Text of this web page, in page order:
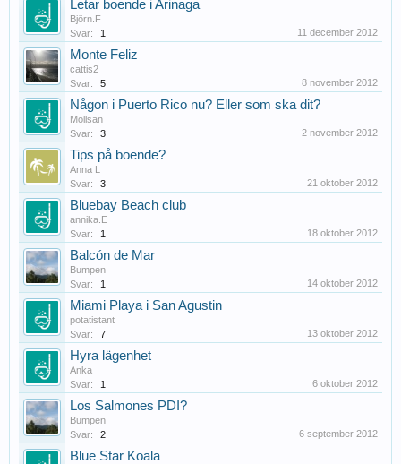
Letar boende i Arinaga
Björn.F
Svar:
1 11 december 2012
Monte Feliz
cattis2
Svar:
5 8 november 2012
Någon i Puerto Rico nu? Eller som ska dit?
Mollsan
Svar:
3 2 november 2012
Tips på boende?
Anna L
Svar:
3 21 oktober 2012
Bluebay Beach club
annika.E
Svar:
1 18 oktober 2012
Balcón de Mar
Bumpen
Svar:
1 14 oktober 2012
Miami Playa i San Agustin
potatistant
Svar:
7 13 oktober 2012
Hyra lägenhet
Anka
Svar:
1 6 oktober 2012
Los Salmones PDI?
Bumpen
Svar:
2 6 september 2012
Blue Star Koala